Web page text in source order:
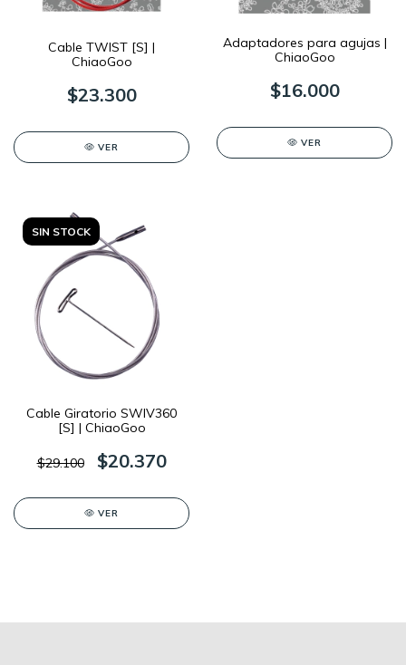
Cable TWIST [S] |
ChiaoGoo
$23.300
VER
Adaptadores para agujas |
ChiaoGoo
$16.000
VER
SIN STOCK
Cable Giratorio SWIV360
[S] | ChiaoGoo
$29.100 $20.370
VER